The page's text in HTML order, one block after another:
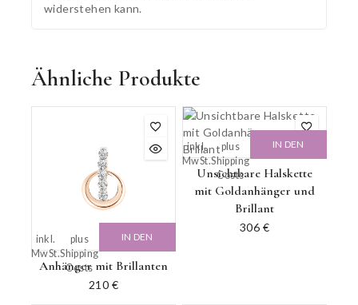
widerstehen kann.
Ähnliche Produkte
Anhänger mit Brillanten
210 €
inkl.
MwSt.
plus
Shipping
Costs
IN DEN
Unsichtbare Halskette
mit Goldanhänger und
Brillant
306 €
inkl.
MwSt.
plus
Shipping
Costs
IN DEN